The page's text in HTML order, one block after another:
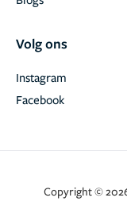
Volg ons
Facebook
Instagram
Copyright ©